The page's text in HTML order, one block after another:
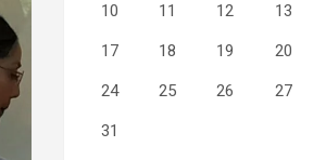
10 11 12 13
17 18 19 20
24 25 26 27
31